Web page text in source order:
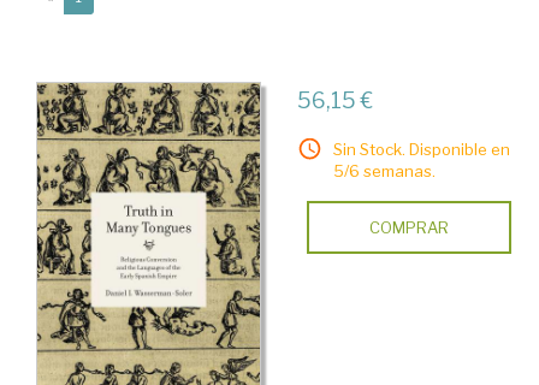
56,15 €
Sin Stock. Disponible en
5/6 semanas.
COMPRAR